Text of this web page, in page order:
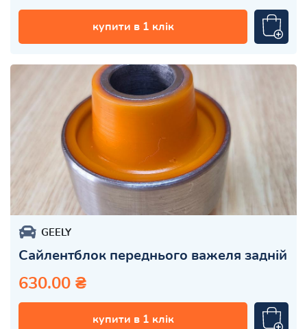
купити в 1 клік
GEELY
Сайлентблок переднього важеля задній
630.00 ₴
купити в 1 клік